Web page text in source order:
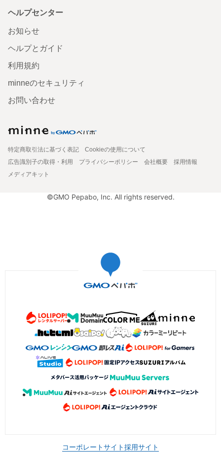
ヘルプセンター
お知らせ
ヘルプとガイド
利用規約
minneのセキュリティ
お問い合わせ
特定商取引法に基づく表記
Cookieの使用について
広告識別子の取得・利用
プライバシーポリシー 会社概要
採用情報
メディアキット
©GMO Pepabo, Inc. All rights reserved.
コーポレートサイト採用サイト